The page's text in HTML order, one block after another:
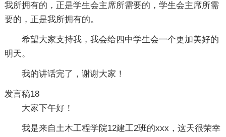
我所拥有的，正是学生会主席所需要的，学生会主席所需
要的，正是我所拥有的。
希望大家支持我，我会给四中学生会一个更加美好的
明天。
我的讲话完了，谢谢大家！
发言稿18
大家下午好！
我是来自土木工程学院12建工2班的xxx，这天很荣幸